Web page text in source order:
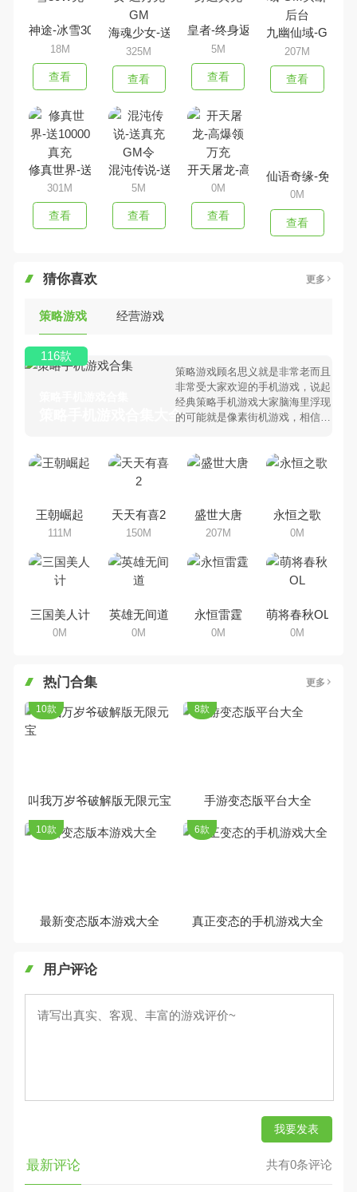
神途-冰雪30W充
18M
查看
海魂少女-送万充GM
325M
查看
皇者-终身返真充
5M
查看
九幽仙域-GM买
207M
查看
修真世界-送10000真充
301M
查看
混沌传说-送真充GM令
5M
查看
开天屠龙-高爆领万充
0M
查看
仙语奇缘-免费连
0M
查看
猜你喜欢 更多
策略游戏 经营游戏
策略手机游戏合集大全 >
策略游戏顾名思义就是非常老而且
非常受大家欢迎的手机游戏，说起
经典策略手机游戏大家脑海里浮现
的可能就是像素街机游戏，相信很
多80、90后朋友还是记忆犹新
略手机游戏有哪些呢？游戏今天，
乐途下载站小编芒果味的怪咖给大
116款
王朝崛起
111M
天天有喜2
150M
盛世大唐
207M
永恒之歌
0M
三国美人计
0M
英雄无间道
0M
永恒雷霆
0M
萌将春秋OL
0M
热门合集 更多
叫我万岁爷破解版无限元宝
10款
手游变态版平台大全
8款
最新变态版本游戏大全
10款
真正变态的手机游戏大全
6款
用户评论
我要发表
最新评论 共有0条评论